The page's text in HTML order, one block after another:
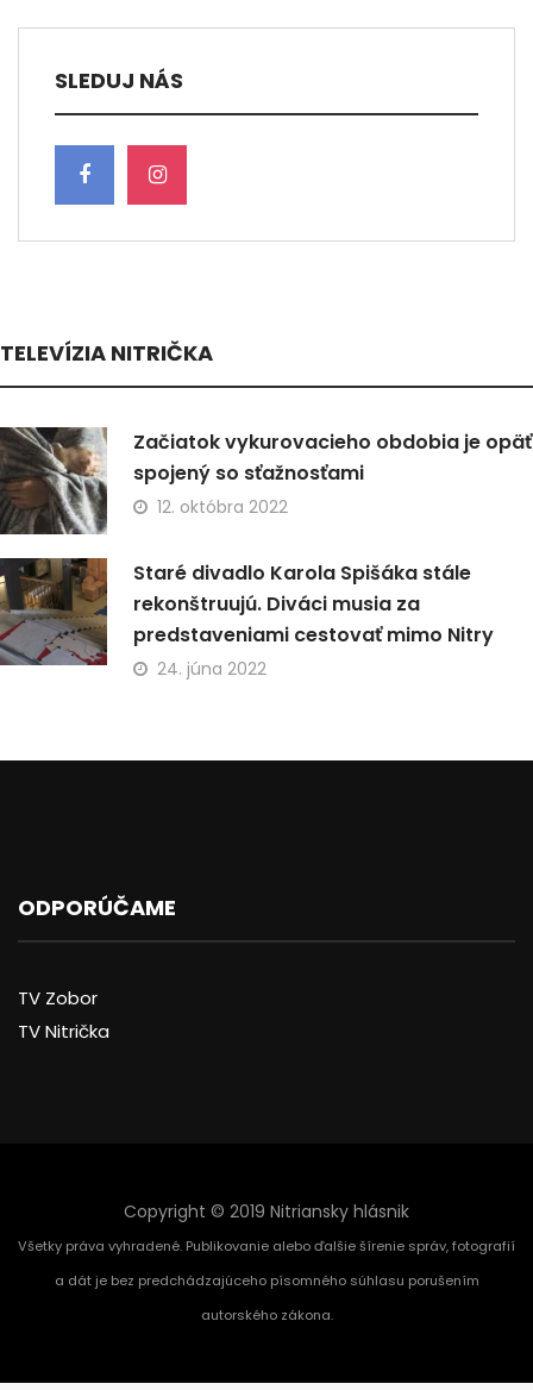
SLEDUJ NÁS
TELEVÍZIA NITRIČKA
Začiatok vykurovacieho obdobia je opäť
spojený so sťažnosťami
12. októbra 2022
Staré divadlo Karola Spišáka stále
rekonštruujú. Diváci musia za
predstaveniami cestovať mimo Nitry
24. júna 2022
ODPORÚČAME
TV Zobor
TV Nitrička
Copyright © 2019 Nitriansky hlásnik
Všetky práva vyhradené. Publikovanie alebo ďalšie šírenie správ, fotografií
a dát je bez predchádzajúceho písomného súhlasu porušením
autorského zákona.